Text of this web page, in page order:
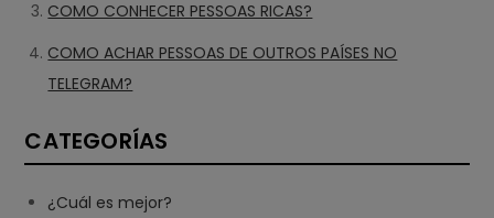
COMO CONHECER PESSOAS RICAS?
COMO ACHAR PESSOAS DE OUTROS PAÍSES NO
TELEGRAM?
CATEGORÍAS
¿Cuál es mejor?